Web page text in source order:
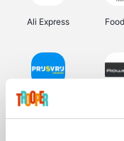
Ali Express
Prijsvrij